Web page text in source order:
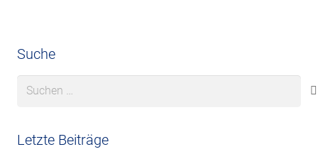
Suche
Suchen
Letzte Beiträge